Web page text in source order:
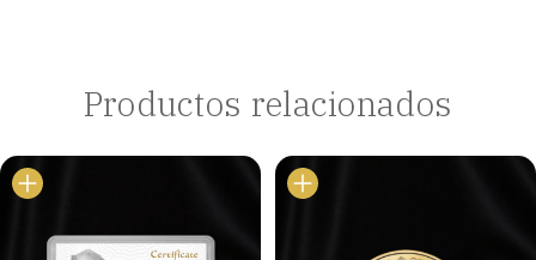
Productos relacionados